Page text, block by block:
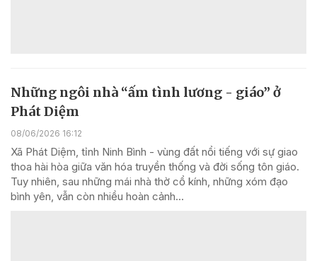
Những ngôi nhà “ấm tình lương - giáo” ở
Phát Diệm
08/06/2026 16:12
Xã Phát Diệm, tỉnh Ninh Bình - vùng đất nổi tiếng với sự giao
thoa hài hòa giữa văn hóa truyền thống và đời sống tôn giáo.
Tuy nhiên, sau những mái nhà thờ cổ kính, những xóm đạo
bình yên, vẫn còn nhiều hoàn cảnh...